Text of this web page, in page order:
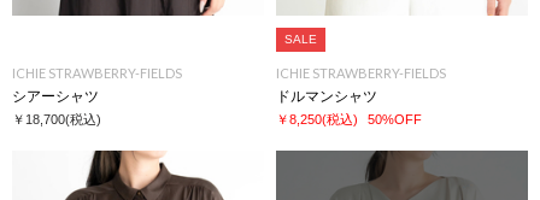
ICHIE STRAWBERRY-FIELDS
シアーシャツ
￥18,700(税込)
SALE
ICHIE STRAWBERRY-FIELDS
ドルマンシャツ
￥8,250(税込) 50%OFF